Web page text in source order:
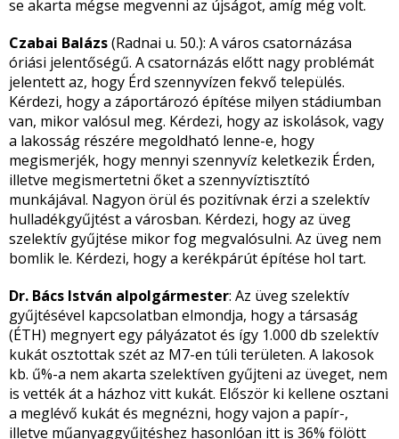
se akarta mégse megvenni az újságot, amíg még volt.
Czabai Balázs(Radnai u. 50.): A város csatornázása
óriási jelentőségű. A csatornázás előtt nagy problémát
jelentett az, hogy Érd szennyvízen fekvő település.
Kérdezi, hogy a záportározó építése milyen stádiumban
van, mikor valósul meg. Kérdezi, hogy az iskolások, vagy
a lakosság részére megoldható lenne-e, hogy
megismerjék, hogy mennyi szennyvíz keletkezik Érden,
illetve megismertetni őket a szennyvíztisztító
munkájával. Nagyon örül és pozitívnak érzi a szelektív
hulladékgyűjtést a városban. Kérdezi, hogy az üveg
szelektív gyűjtése mikor fog megvalósulni. Az üveg nem
bomlik le. Kérdezi, hogy a kerékpárút építése hol tart.
Dr. Bács István alpolgármester: Az üveg szelektív
gyűjtésével kapcsolatban elmondja, hogy a társaság
(ÉTH) megnyert egy pályázatot és így 1.000 db szelektív
kukát osztottak szét az M7-en túli területen. A lakosok
kb. ű%-a nem akarta szelektíven gyűjteni az üveget, nem
is vették át a házhoz vitt kukát. Először ki kellene osztani
a meglévő kukát és megnézni, hogy vajon a papír-,
illetve műanyaggyűjtéshez hasonlóan itt is 36% fölött